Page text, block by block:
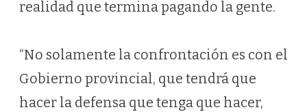
realidad que termina pagando la gente.
“No solamente la confrontación es con el
Gobierno provincial, que tendrá que
hacer la defensa que tenga que hacer,